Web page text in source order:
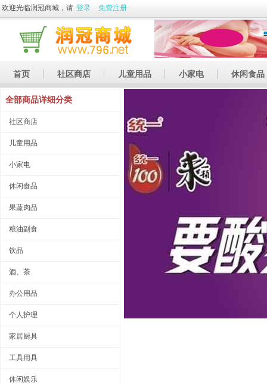
欢迎光临润冠商城，请 登录 免费注册
首页 社区商店 儿童用品 小家电 休闲食品
休闲娱乐
全部商品详细分类
社区商店
儿童用品
小家电
休闲食品
果蔬肉品
粮油副食
饮品
酒、茶
办公用品
个人护理
家居厨具
工具用具
休闲娱乐